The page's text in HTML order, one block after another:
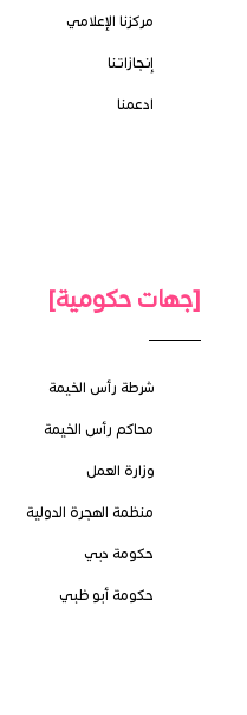
مركزنا الإعلامي
إنجازاتنا
ادعمنا
[جهات حكومية]
شرطة رأس الخيمة
محاكم رأس الخيمة
وزارة العمل
منظمة الهجرة الدولية
حكومة دبي
حكومة أبو ظبي